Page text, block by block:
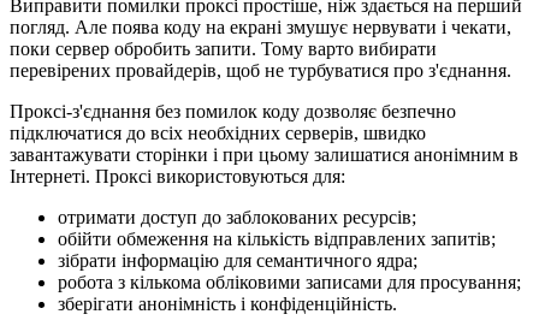
Виправити помилки проксі простіше, ніж здається на перший
погляд. Але поява коду на екрані змушує нервувати і чекати,
поки сервер обробить запити. Тому варто вибирати
перевірених провайдерів, щоб не турбуватися про з'єднання.
Проксі-з'єднання без помилок коду дозволяє безпечно
підключатися до всіх необхідних серверів, швидко
завантажувати сторінки і при цьому залишатися анонімним в
Інтернеті. Проксі використовуються для:
отримати доступ до заблокованих ресурсів;
обійти обмеження на кількість відправлених запитів;
зібрати інформацію для семантичного ядра;
робота з кількома обліковими записами для просування;
зберігати анонімність і конфіденційність.